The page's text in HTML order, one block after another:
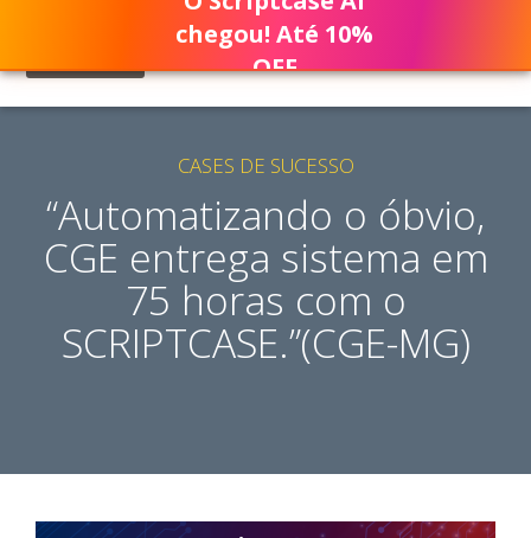
CASES DE SUCESSO
“Automatizando o óbvio,
CGE entrega sistema em
75 horas com o
SCRIPTCASE.”(CGE-MG)
chegou! Até 10%
OFF